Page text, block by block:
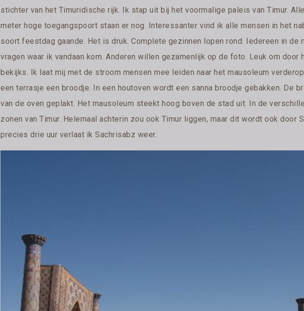
stichter van het Timuridische rijk. Ik stap uit bij het voormalige paleis van Timur.
meter hoge toegangspoort staan er nog. Interessanter vind ik alle mensen in het
soort feestdag gaande. Het is druk. Complete gezinnen lopen rond. Iedereen in de
vragen waar ik vandaan kom. Anderen willen gezamenlijk op de foto. Leuk om door
bekijks. Ik laat mij met de stroom mensen mee leiden naar het mausoleum
een terrasje een broodje. In een houtoven wordt een sanna broodje gebakken. De
van de oven geplakt. Het mausoleum steekt hoog boven de stad uit. In de
zonen van Timur. Helemaal achterin zou ook Timur liggen, maar dit wordt ook door
precies drie uur verlaat ik Sachrisabz weer.